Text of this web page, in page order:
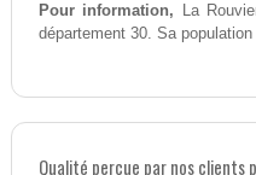
Pour information, La
département 30. Sa
Qualité perçue par nos clients